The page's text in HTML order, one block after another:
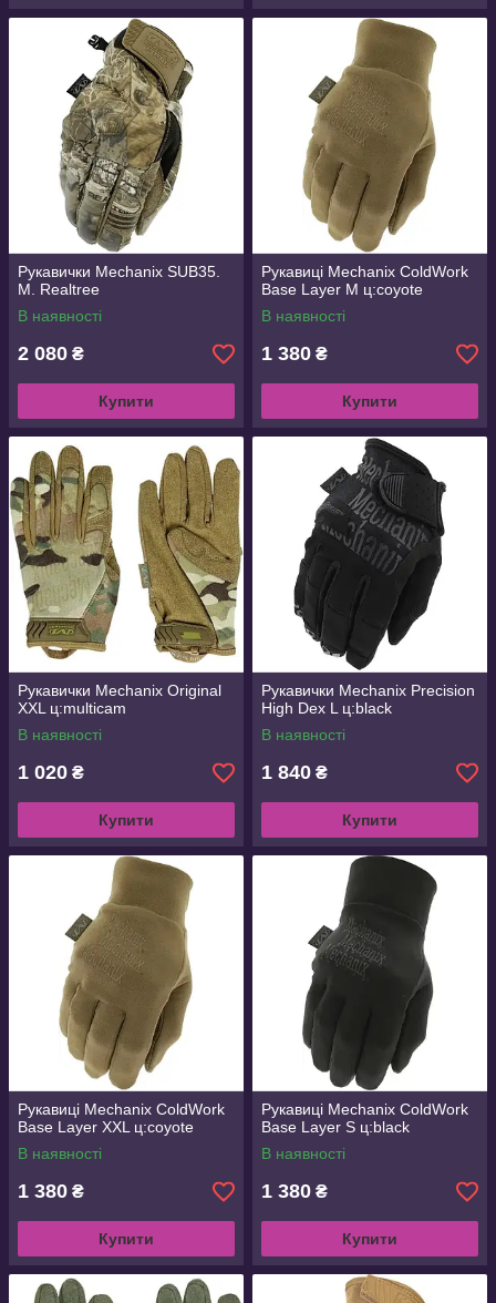
Рукавички Mechanix SUB35.
М. Realtree
В наявності
2 080 ₴
Купити
Рукавиці Mechanix ColdWork
Base Layer M ц:coyote
В наявності
1 380 ₴
Купити
Рукавички Mechanix Original
XXL ц:multicam
В наявності
1 020 ₴
Купити
Рукавички Mechanix Precision
High Dex L ц:black
В наявності
1 840 ₴
Купити
Рукавиці Mechanix ColdWork
Base Layer XXL ц:coyote
В наявності
1 380 ₴
Купити
Рукавиці Mechanix ColdWork
Base Layer S ц:black
В наявності
1 380 ₴
Купити